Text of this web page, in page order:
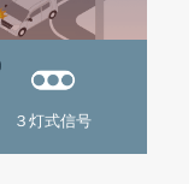
３灯式信号